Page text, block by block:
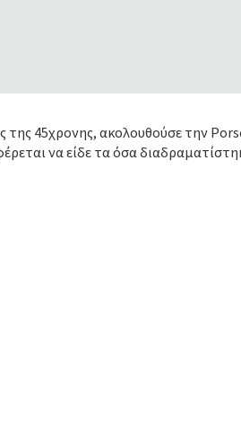
της 45χρονης, ακολουθούσε την
να είδε τα όσα